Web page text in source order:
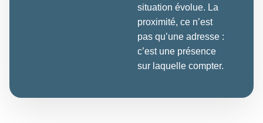
situation évolue. La
proximité, ce n’est
pas qu’une adresse :
c’est une présence
sur laquelle compter.